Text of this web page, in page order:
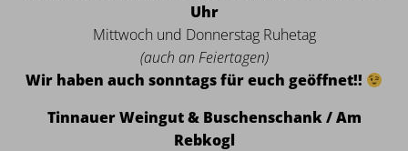
Uhr
Mittwoch und Donnerstag Ruhetag
(auch an Feiertagen)
Wir haben auch sonntags für euch geöffnet!!
Tinnauer Weingut & Buschenschank / Am
Rebkogl